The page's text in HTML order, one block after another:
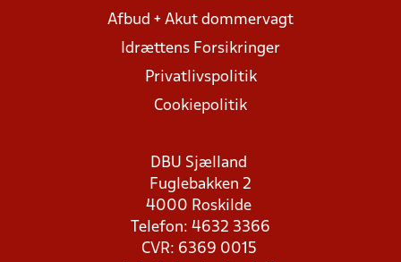
Afbud + Akut dommervagt
Idrættens Forsikringer
Privatlivspolitik
Cookiepolitik
DBU Sjælland
Fuglebakken 2
4000 Roskilde
Telefon: 4632 3366
CVR: 6369 0015